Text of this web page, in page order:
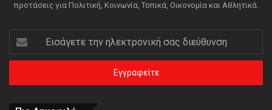
προτάσεις για Πολιτική, Κοινωνία, Τοπικά, Οικονομία και Αθλητικά.
Εισάγετε
την
ηλεκτρονική
διεύθυνση